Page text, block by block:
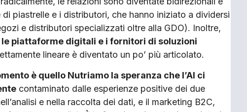
piastrelle e i distributori, che hanno iniziato a dividersi
e distributori specializzati oltre alla GDO). Inoltre,
piattaforme digitali e i fornitori di soluzioni
lineare è diventato un po’ più articolato.
è quello Nutriamo la speranza che l’AI ci
contaminato dalle esperienze positive dei due
e nella raccolta dei dati, e il marketing B2C,